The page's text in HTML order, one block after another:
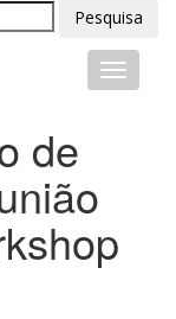
Pesquisa
de